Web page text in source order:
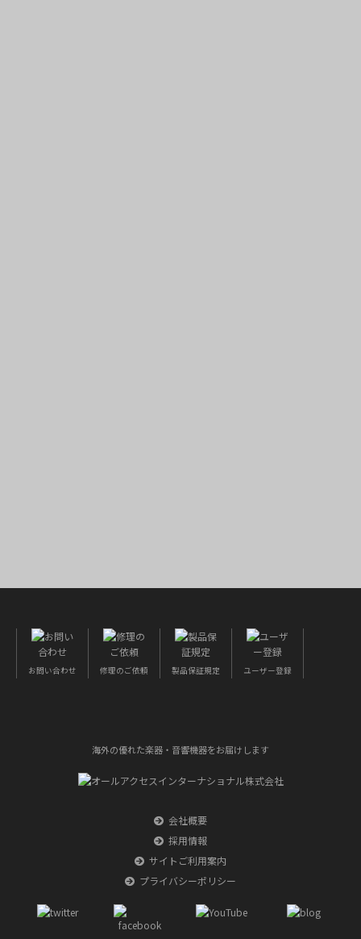
海外の優れた楽器・音響機器をお届けします
会社概要
採用情報
サイトご利用案内
プライバシーポリシー
お問い合わせ 修理のご依頼 製品保証規定 ユーザー登録